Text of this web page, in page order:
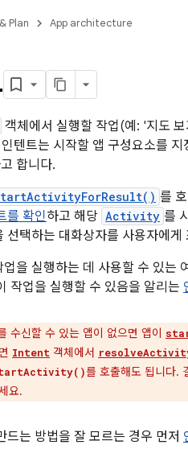
Plan App architecture
객체에서 실행할 작업(예: '지도
텐트는 시작할 앱 구성요소를 지
합니다.
를
를 확인하고 해당 Activity 를
선택하는 대화상자를 사용자에게
을 실행하는 데 사용할 수 있는
작업을 실행할 수 있음을 알리는
수신할 수 있는 앱이 없으면 앱이
Intent 객체에서
를 호출해도 됩니다.
요.
드는 방법을 잘 모르는 경우 먼저